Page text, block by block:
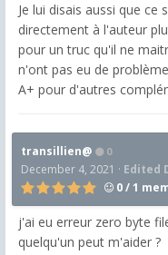
Je lui disais aussi que
directement à l'auteur
pour un truc qu'il ne
n'ont pas eu de
A+ pour d'autres
transillien@ 0
December 4, 2021 · Edited
0 / 1
j'ai eu erreur zero byte
quelqu'un peut m'aider ?